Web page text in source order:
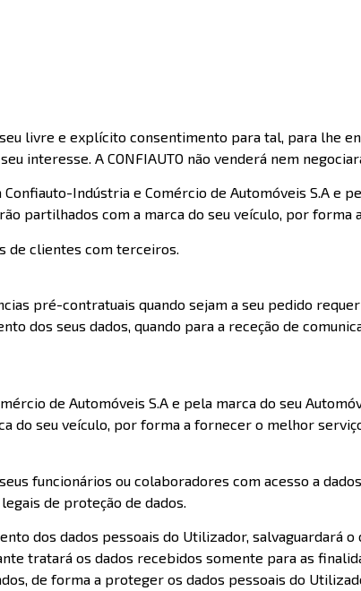
livre e explícito consentimento para tal, para lhe
interesse. A CONFIAUTO não venderá nem
Indústria e Comércio de Automóveis S.A e
partilhados com a marca do seu veículo, por
de clientes com terceiros.
pré-contratuais quando sejam a seu pedido
dos seus dados, quando para a receção de
de Automóveis S.A e pela marca do seu
do seu veículo, por forma a fornecer o melhor
funcionários ou colaboradores com acesso a
de proteção de dados.
dos dados pessoais do Utilizador, salvaguardará
tratará os dados recebidos somente para as
de forma a proteger os dados pessoais do